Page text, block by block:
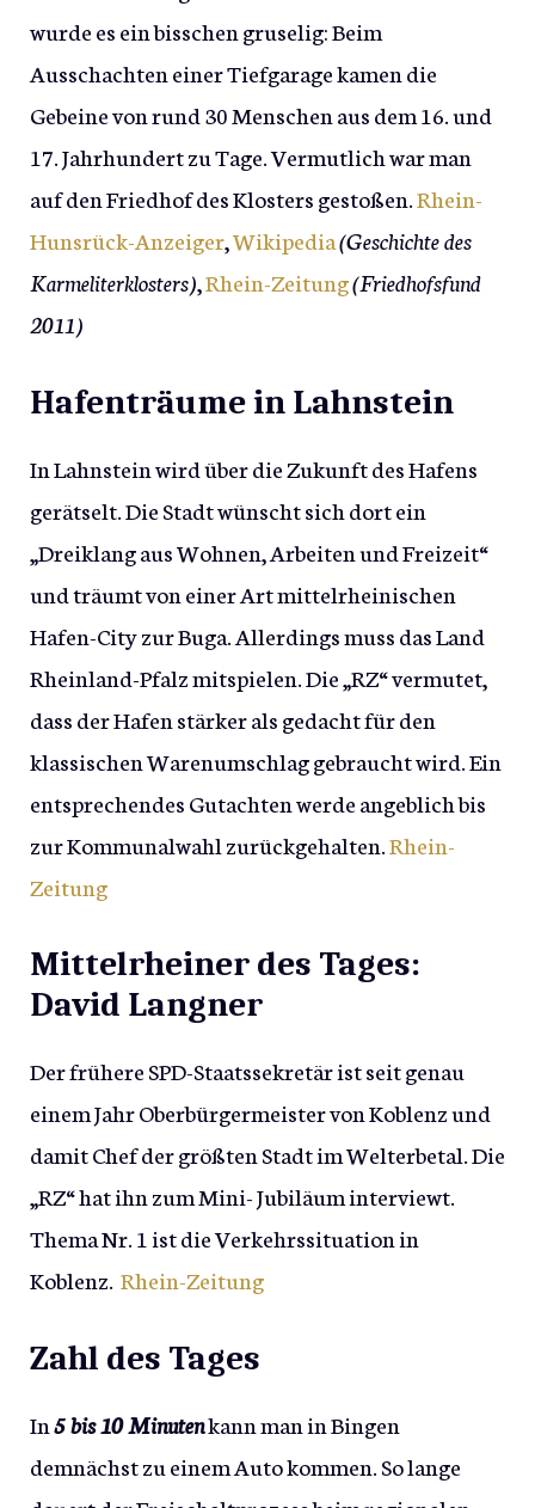
wurde es ein bisschen gruselig: Beim
Ausschachten einer Tiefgarage kamen die
Gebeine von rund 30 Menschen aus dem 16. und
17. Jahrhundert zu Tage. Vermutlich war man
auf den Friedhof des Klosters gestoßen.Rhein-
Hunsrück-Anzeiger,Wikipedia(Geschichte des
Karmeliterklosters),Rhein-Zeitung(Friedhofsfund
2011)
Hafenträume in Lahnstein
In Lahnstein wird über die Zukunft des Hafens
gerätselt. Die Stadt wünscht sich dort ein
„Dreiklang aus Wohnen, Arbeiten und Freizeit“
und träumt von einer Art mittelrheinischen
Hafen-City zur Buga. Allerdings muss das Land
Rheinland-Pfalz mitspielen. Die „RZ“ vermutet,
dass der Hafen stärker als gedacht für den
klassischen Warenumschlag gebraucht wird. Ein
entsprechendes Gutachten werde angeblich bis
zur Kommunalwahl zurückgehalten.Rhein-
Zeitung
Mittelrheiner des Tages:
David Langner
Der frühere SPD-Staatssekretär ist seit genau
einem Jahr Oberbürgermeister von Koblenz und
damit Chef der größten Stadt im Welterbetal. Die
„RZ“ hat ihn zum Mini- Jubiläum interviewt.
Thema Nr. 1 ist die Verkehrssituation in
Koblenz. Rhein-Zeitung
Zahl des Tages
In5 bis 10 Minutenkann man in Bingen
demnächst zu einem Auto kommen. So lange